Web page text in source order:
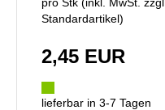
Standardartikel)
2,45 EUR
lieferbar in 3-7 Tagen